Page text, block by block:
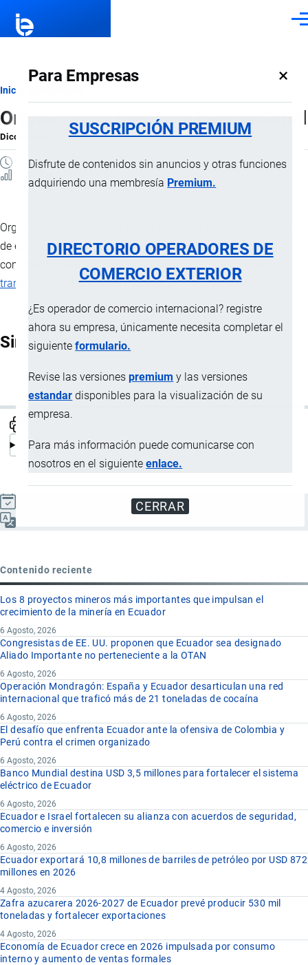
Para Empresas ×
SUSCRIPCIÓN PREMIUM
Disfrute de contenidos sin anuncios y otras funciones
adquiriendo una membresía Premium.
DIRECTORIO OPERADORES DE
COMERCIO EXTERIOR
¿Es operador de comercio internacional? registre
ahora su empresa, únicamente necesita completar el
siguienteformulario.
Revise las versionespremium y las versiones
estandar disponibles para la visualización de su
empresa.
Para más información puede comunicarse con
nosotros en el siguienteenlace.
CERRAR
Ruta
de
navegación
Inicio
Organización marítima internacional
Diccionario porImportaciones …, 8 Septiembre, 2024
1 MINUTO
Organismo especializado de las Naciones Unidas encargado
de establecer normas para la seguridad, la protección y el
comportamiento ambiental que ha de observarse en el
transporte
marítimo internacional.
Sinónimos
OMI
Actualizado el 9 Septiembre, 2024
Contenido reciente
Los 8 proyectos mineros más importantes que impulsan el
crecimiento de la minería en Ecuador
6 Agosto, 2026
Congresistas de EE. UU. proponen que Ecuador sea designado
Aliado Importante no perteneciente a la OTAN
6 Agosto, 2026
Operación Mondragón: España y Ecuador desarticulan una red
internacional que traficó más de 21 toneladas de cocaína
6 Agosto, 2026
El desafío que enfrenta Ecuador ante la ofensiva de Colombia y
Perú contra el crimen organizado
6 Agosto, 2026
Banco Mundial destina USD 3,5 millones para fortalecer el sistema
eléctrico de Ecuador
6 Agosto, 2026
Ecuador e Israel fortalecen su alianza con acuerdos de seguridad,
comercio e inversión
6 Agosto, 2026
Ecuador exportará 10,8 millones de barriles de petróleo por USD 872
millones en 2026
4 Agosto, 2026
Zafra azucarera 2026-2027 de Ecuador prevé producir 530 mil
toneladas y fortalecer exportaciones
4 Agosto, 2026
Economía de Ecuador crece en 2026 impulsada por consumo
interno y aumento de ventas formales